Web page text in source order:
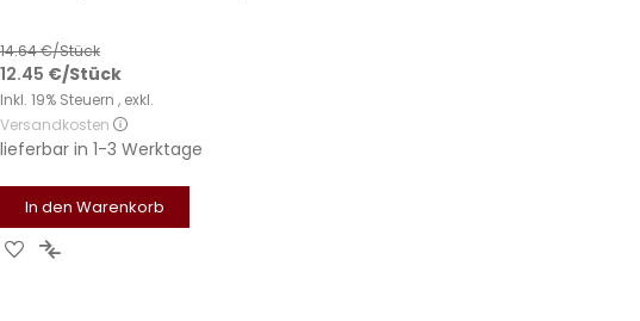
14.64€/Stück
12.45 €/Stück
Inkl. 19% Steuern , exkl.
Versandkosten
lieferbar in 1-3 Werktage
In den Warenkorb
Zur Zur